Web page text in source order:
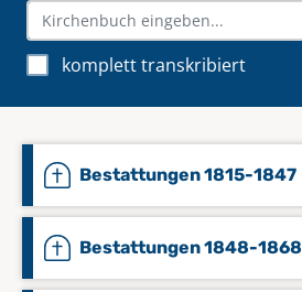
komplett transkribiert
Bestattungen 1815-1847
Bestattungen 1848-1868